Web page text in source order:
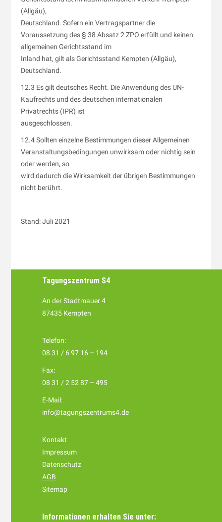
(Allgäu),
Deutschland. Sofern ein Vertragspartner die
Voraussetzung des § 38 Absatz 2 ZPO erfüllt und keinen
allgemeinen Gerichtsstand im
Inland hat, gilt als Gerichtsstand Kempten (Allgäu),
Deutschland.
12.3 Es gilt deutsches Recht. Die Anwendung des UN-
Kaufrechts und des deutschen internationalen
Privatrechts (IPR) ist
ausgeschlossen.
12.4 Sollten einzelne Bestimmungen dieser Allgemeinen
Veranstaltungsbedingungen unwirksam oder nichtig sein
oder werden, so
wird dadurch die Wirksamkeit der übrigen Bestimmungen
nicht berührt.
Stand: Juli 2021
Tagungszentrum S4
An der Stadtmauer 4
87435 Kempten
Telefon:
08 31 / 6 97 16 – 194
Fax:
08 31 / 2 52 87 – 495
E-Mail:
info@tagungszentrums4.de
Kontakt
Impressum
Datenschutz
AGB
Sitemap
Informationen erhalten Sie unter: